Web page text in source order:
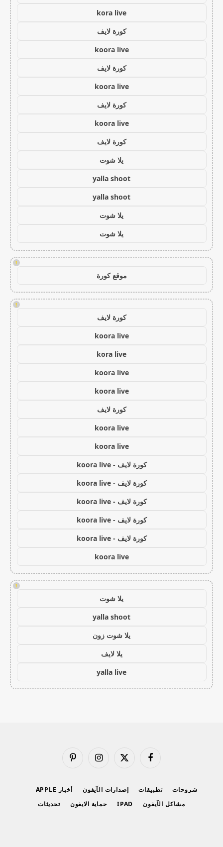
kora live
كورة لايف
koora live
كورة لايف
koora live
كورة لايف
koora live
كورة لايف
يلا شوت
yalla shoot
yalla shoot
يلا شوت
يلا شوت
!
موقع كورة
!
كورة لايف
koora live
kora live
koora live
koora live
كورة لايف
koora live
koora live
كورة لايف - koora live
كورة لايف - koora live
كورة لايف - koora live
كورة لايف - koora live
كورة لايف - koora live
koora live
!
يلا شوت
yalla shoot
يلا شوت زون
يلا لايف
yalla live
فيسبوك
X
الانستغرامبينتيريست
شروحات تطبيقات إصدارات الآيفون
أخبار APPLE
مشاكل الآيفون
IPAD حماية الايفون تحديثات